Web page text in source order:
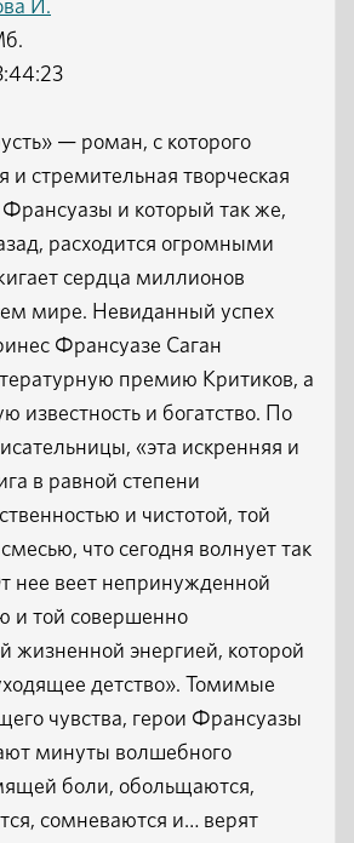
И.
— роман, с которого
и стремительная творческая
Франсуазы и который так же,
расходится огромными
сердца миллионов
мире. Невиданный успех
Франсуазе Саган
премию Критиков, а
известность и богатство. По
«эта искренняя и
в равной степени
и чистотой, той
что сегодня волнует так
нее веет непринужденной
и той совершенно
жизненной энергией, которой
детство». Томимые
чувства, герои Франсуазы
минуты волшебного
боли, обольщаются,
сомневаются и… верят